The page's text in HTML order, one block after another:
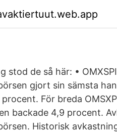
stod de så här: •
gjort sin sämsta
För breda
backade 4,9 procent.
Historisk